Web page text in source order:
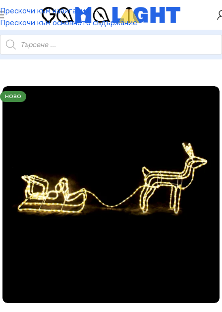
Прескочи към навигация
Прескочи към основното съдържание
НАМАЛЕНИЕ ОТ 5%
топло бяло стеди IP65 65×64×30см 59×22×29см 1.5м кабел
НОВО